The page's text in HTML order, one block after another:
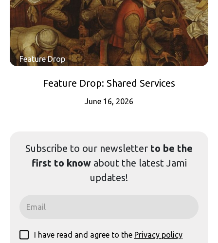
Feature Drop
Feature Drop: Shared Services
June 16, 2026
Subscribe to our newsletter to be the
first to knowabout the latest Jami
updates!
I have read and agree to the Privacy policy